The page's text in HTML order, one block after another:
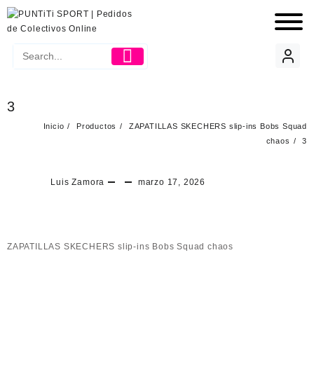
3
Inicio Productos
ZAPATILLAS SKECHERS slip-ins Bobs Squad
chaos
3
Luis Zamora marzo 17, 2026
ZAPATILLAS SKECHERS slip-ins Bobs Squad chaos